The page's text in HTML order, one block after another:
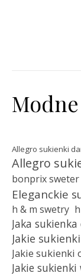
Allegro sukienki
Allegro
bonprix sweter
Eleganckie
h & m swetry
Jaka
Jakie
Jakie sukienki
Jakie